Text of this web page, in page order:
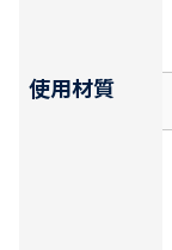
使用材質